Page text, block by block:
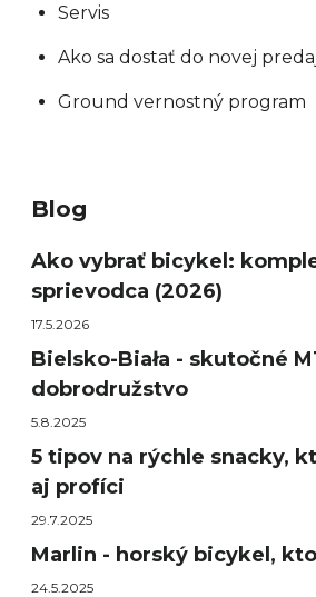
Servis
Ako sa dostať do novej
Ground vernostný program
Blog
Ako vybrať bicykel:
sprievodca (2026)
17.5.2026
Bielsko-Biała - skutočné
dobrodružstvo
5.8.2025
5 tipov na rýchle snacky,
aj profíci
29.7.2025
Marlin - horský bicykel,
24.5.2025